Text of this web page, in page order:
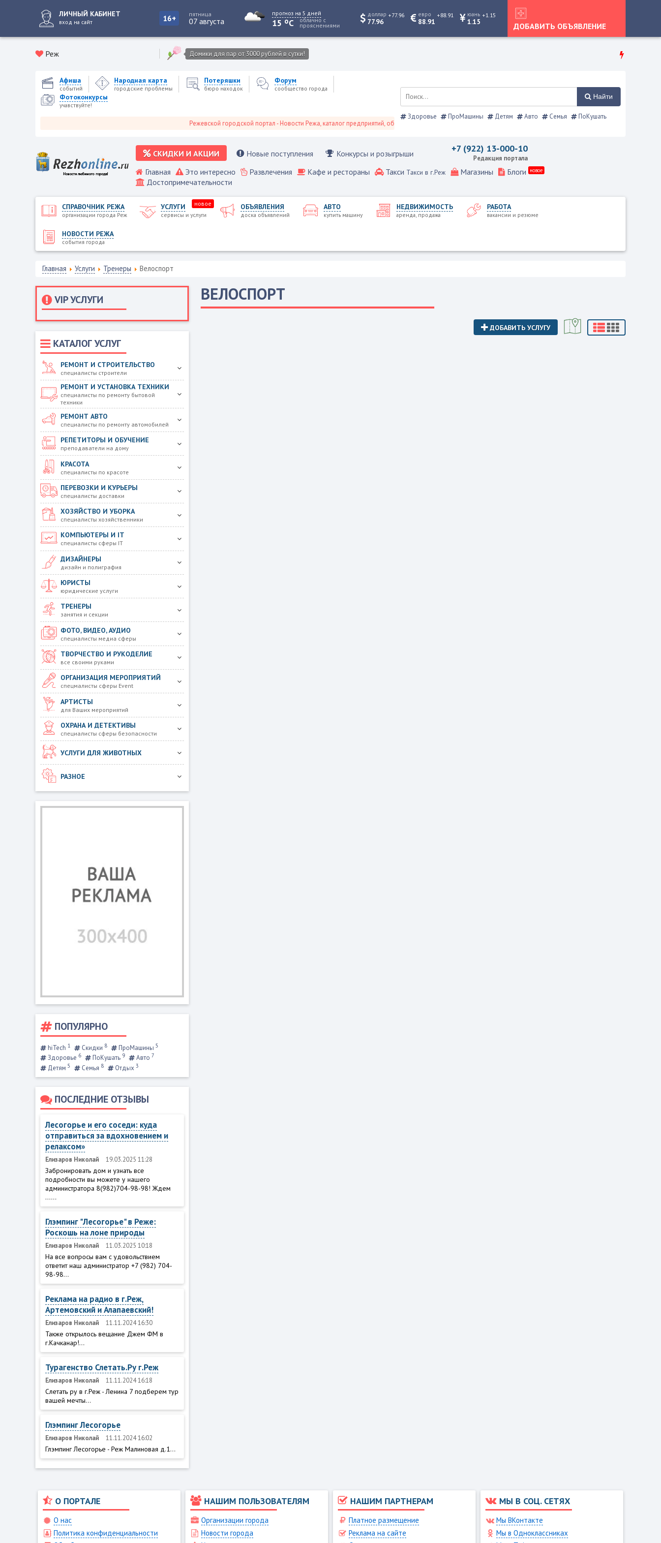
ЛИЧНЫЙ КАБИНЕТ
вход на сайт 16+ пятница
07 августа
прогноз на 5 дней
15 oC облачно с
прояснениями
доллар
77.96
+77.96 евро
88.91
+88.91 юань
1.15
+1.15
ДОБАВИТЬ ОБЪЯВЛЕНИЕ
Реж Домики для пар от 3000 рублей в сутки!
Афиша
событий
Народная карта
городские проблемы
Потеряшки
бюро находок
Форум
сообщество города
Фотоконкурсы
учавствуйте!
Режевской городской портал - Новости Режа, каталог предприятий, объявления, Режевской справочник
Найти
Здоровье ПроМашины Детям Авто Семья ПоКушать
СКИДКИ И АКЦИИ Новые поступления Конкурсы и розыгрыши +7 (922) 13-000-10
Редакция портала
Главная Это интересно Развлечения Кафе и рестораны Такси Такси в г.Реж Магазины Блоги новое
Достопримечательности
СПРАВОЧНИК РЕЖА
организации города Реж
УСЛУГИ
сервисы и услуги
новое ОБЪЯВЛЕНИЯ
доска объявлений
АВТО
купить машину
НЕДВИЖИМОСТЬ
аренда, продажа
РАБОТА
вакансии и резюме
НОВОСТИ РЕЖА
события города
Главная Услуги Тренеры Велоспорт
VIP УСЛУГИ
КАТАЛОГ УСЛУГ
РЕМОНТ И СТРОИТЕЛЬСТВО
специалисты строители
РЕМОНТ И УСТАНОВКА ТЕХНИКИ
специалисты по ремонту бытовой
техники
РЕМОНТ АВТО
специалисты по ремонту автомобилей
РЕПЕТИТОРЫ И ОБУЧЕНИЕ
преподаватели на дому
КРАСОТА
специалисты по красоте
ПЕРЕВОЗКИ И КУРЬЕРЫ
специалисты доставки
ХОЗЯЙСТВО И УБОРКА
специалисты хозяйственники
КОМПЬЮТЕРЫ И IT
специалисты сферы IT
ДИЗАЙНЕРЫ
дизайн и полиграфия
ЮРИСТЫ
юридические услуги
ТРЕНЕРЫ
занятия и секции
ФОТО, ВИДЕО, АУДИО
специалисты медиа сферы
ТВОРЧЕСТВО И РУКОДЕЛИЕ
все своими руками
ОРГАНИЗАЦИЯ МЕРОПРИЯТИЙ
спецмалисты сферы Event
АРТИСТЫ
для Ваших мероприятий
ОХРАНА И ДЕТЕКТИВЫ
специалисты сферы безопасности
УСЛУГИ ДЛЯ ЖИВОТНЫХ
РАЗНОЕ
ПОПУЛЯРНО
hiTech 1 Скидки 8 ПроМашины 5
Здоровье 6 ПоКушать 9 Авто 7
Детям 5 Семья 8 Отдых 3
ПОСЛЕДНИЕ ОТЗЫВЫ
Лесогорье и его соседи: куда
отправиться за вдохновением и
релаксом»
Елизаров Николай 19.03.2025 11:28
Забронировать дом и узнать все
подробности вы можете у нашего
администратора 8(982)704-98-98! Ждем
......
Глэмпинг "Лесогорье" в Реже:
Роскошь на лоне природы
Елизаров Николай 11.03.2025 10:18
На все вопросы вам с удовольствием
ответит наш администратор +7 (982) 704-
98-98...
Реклама на радио в г.Реж,
Артемовский и Алапаевский!
Елизаров Николай 11.11.2024 16:30
Также открылось вещание Джем ФМ в
г.Качканар!...
Турагенство Слетать.Ру г.Реж
Елизаров Николай 11.11.2024 16:18
Слетать ру в г.Реж - Ленина 7 подберем тур
вашей мечты...
Глэмпинг Лесогорье
Елизаров Николай 11.11.2024 16:02
Глэмпинг Лесогорье - Реж Малиновая д.1...
ВЕЛОСПОРТ
ДОБАВИТЬ УСЛУГУ
О ПОРТАЛЕ
О нас
Политика конфиденциальности
НАШИМ ПОЛЬЗОВАТЕЛЯМ
Организации города
Новости города
НАШИМ ПАРТНЕРАМ
Платное размещение
Реклама на сайте
МЫ В СОЦ. СЕТЯХ
Мы ВКонтакте
Мы в Одноклассниках